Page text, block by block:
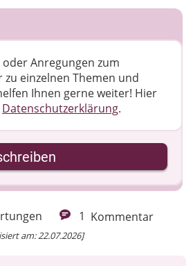
1 Kommentar
am: 22.07.2026]
oder Anregungen zum
zu einzelnen Themen und
Ihnen gerne weiter! ​Hier
Datenschutzerklärung.